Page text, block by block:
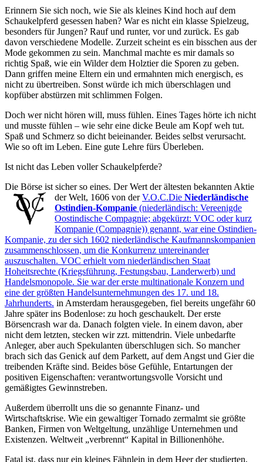
Erinnern Sie sich noch, wie Sie als kleines Kind hoch auf dem
Schaukelpferd gesessen haben? War es nicht ein klasse Spielzeug,
besonders für Jungen? Rauf und runter, vor und zurück. Es gab
davon verschiedene Modelle. Zurzeit scheint es ein bisschen aus der
Mode gekommen zu sein. Manchmal machte es mir damals so
richtig Spaß, wie ein Wilder dem Holztier die Sporen zu geben.
Dann griffen meine Eltern ein und ermahnten mich energisch, es
nicht zu übertreiben. Sonst würde ich mich überschlagen und
kopfüber abstürzen mit schlimmen Folgen.
Doch wer nicht hören will, muss fühlen. Eines Tages hörte ich nicht
und musste fühlen – wie sehr eine dicke Beule am Kopf weh tut.
Spaß und Schmerz so dicht beieinander. Beides selbst verursacht.
Wie so oft im Leben. Eine gute Lehre fürs Überleben.
Ist nicht das Leben voller Schaukelpferde?
Die Börse ist sicher so eines. Der Wert der ältesten bekannten Aktie
der Welt, 1606 von derV.O.C.Die Niederländische
Ostindien-Kompanie (niederländisch: Vereenigde
Oostindische Compagnie; abgekürzt: VOC oder kurz
Kompanie (Compagnie)) genannt, war eine Ostindien-
Kompanie, zu der sich 1602 niederländische Kaufmannskompanien
zusammenschlossen, um die Konkurrenz untereinander
auszuschalten. VOC erhielt vom niederländischen Staat
Hoheitsrechte (Kriegsführung, Festungsbau, Landerwerb) und
Handelsmonopole. Sie war der erste multinationale Konzern und
eine der größten Handelsunternehmungen des 17. und 18.
Jahrhunderts. in Amsterdam herausgegeben, fiel bereits ungefähr 60
Jahre später ins Bodenlose: zu hoch geschaukelt. Der erste
Börsencrash war da. Danach folgten viele. In einem davon, aber
nicht dem letzten, stecken wir zzt. mittendrin. Viele unbedarfte
Anleger, aber auch Spekulanten überschlugen sich. So mancher
brach sich das Genick auf dem Parkett, auf dem Angst und Gier die
treibenden Kräfte sind. Beides böse Gefühle, Entartungen der
positiven Eigenschaften: verantwortungsvolle Vorsicht und
gemäßigtes Gewinnstreben.
Außerdem überrollt uns die so genannte Finanz- und
Wirtschaftskrise. Wie ein gewaltiger Tornado zermalmt sie größte
Banken, Firmen von Weltgeltung, unzählige Unternehmen und
Existenzen. Weltweit
verbrennt
Kapital in Billionenhöhe.
Fatal ist, dass nur ein kleines Fähnlein in dem Heer der studierten,